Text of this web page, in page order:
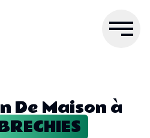
De Maisonà